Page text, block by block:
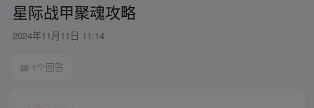
星际战甲聚魂攻略
2024年11月11日 11:14
1个回答